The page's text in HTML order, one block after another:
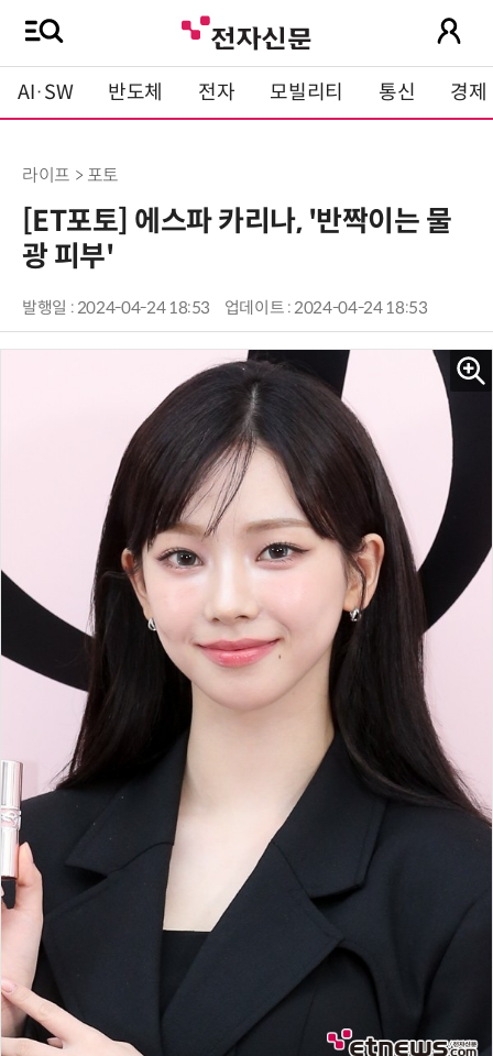
AI·SW 반도체 전자 모빌리티 통신 경제
라이프 > 포토
[ET포토] 에스파 카리나, '반짝이는 물
광 피부'
발행일 : 2024-04-24 18:53 업데이트 : 2024-04-24 18:53